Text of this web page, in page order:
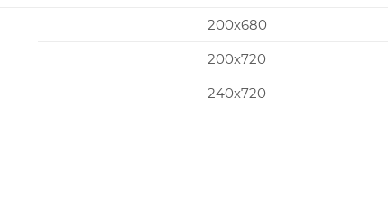
200х680
200х720
240х720